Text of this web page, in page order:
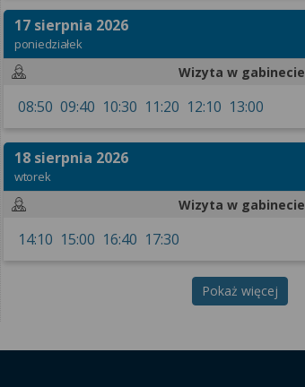
17 sierpnia 2026
poniedziałek
Wizyta w gabinecie
08:50 09:40 10:30 11:20 12:10 13:00
18 sierpnia 2026
wtorek
Wizyta w gabinecie
14:10 15:00 16:40 17:30
Pokaż więcej